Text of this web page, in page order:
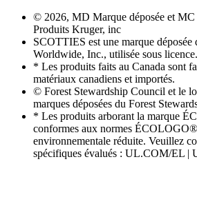
© 2026, MD Marque déposée et MC
Produits Kruger, inc
SCOTTIES est une marque
Worldwide, Inc., utilisée sous licence.
* Les produits faits au Canada sont
matériaux canadiens et importés.
© Forest Stewardship Council et le
marques déposées du Forest
* Les produits arborant la marque
conformes aux normes
environnementale réduite. Veuillez
spécifiques évalués : UL.COM/EL |